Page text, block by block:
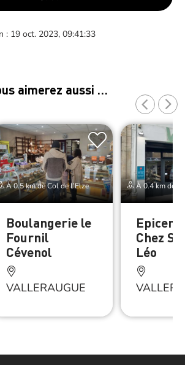
: 19 oct. 2023, 09:41:33
aimerez aussi …
À 0.5 km de Col de l’Elze
Boulangerie le
Fournil
Cévenol
VALLERAUGUE
À 0.4 km de
Chez
Léo